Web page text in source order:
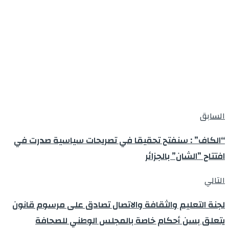
السابق
“الكاف” : سنفتح تحقيقا في تصريحات سياسية صدرت في
افتتاح ”الشان” بالجزائر
التالي
لجنة التعليم والثقافة والاتصال تصادق على مرسوم قانون
يتعلق بسن أحكام خاصة بالمجلس الوطني للصحافة